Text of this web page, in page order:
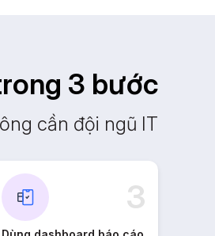
3 bước
cần đội ngũ IT
3